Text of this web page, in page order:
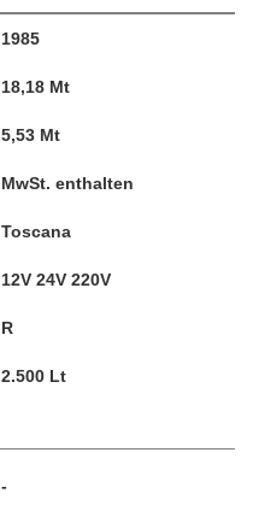
1985
18,18 Mt
5,53 Mt
MwSt. enthalten
Toscana
12V 24V 220V
R
2.500 Lt
-